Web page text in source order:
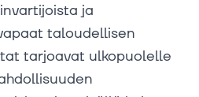
ja
taloudellisen
tarjoavat ulkopuolelle